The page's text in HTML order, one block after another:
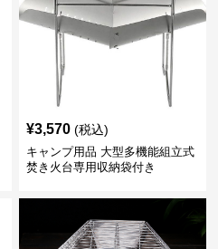
¥3,570 (税込)
キャンプ用品 大型多機能組立式
焚き火台専用収納袋付き